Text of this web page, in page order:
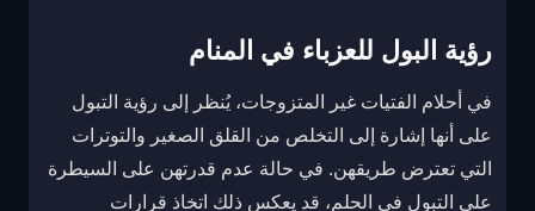
رؤية البول للعزباء في المنام
في أحلام الفتيات غير المتزوجات، يُنظر إلى رؤية التبول
على أنها إشارة إلى التخلص من القلق الصغير والتوترات
التي تعترض طريقهن. في حالة عدم قدرتهن على السيطرة
على التبول في الحلم، قد يعكس ذلك اتخاذ قرارات